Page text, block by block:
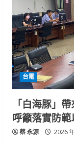
台電
「白海豚」
呼籲落實防
蔡 永源 2026